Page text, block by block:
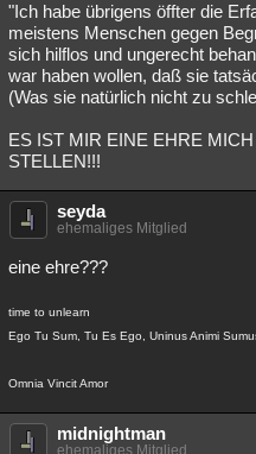
"Ich habe übrigens öffter die
meistens Menschen gegen
sich hilflos und ungerecht
war haben wollen, daß sie
(Was sie natürlich nicht zu
ES IST MIR EINE EHRE
STELLEN!!!
seyda
ehemaliges Mitglied
eine ehre???
time to unlearn
Ego Tu Sum, Tu Es Ego, Uninus Animi
Omnia Vincit Amor
midnightman
ehemaliges Mitglied